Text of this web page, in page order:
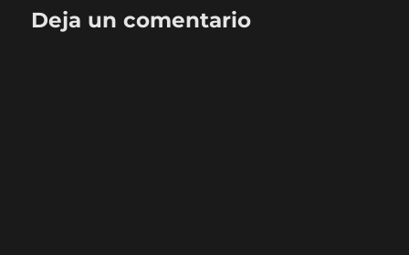
Deja un comentario